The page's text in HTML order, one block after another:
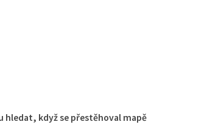
hledat, když se přestěhoval mapě